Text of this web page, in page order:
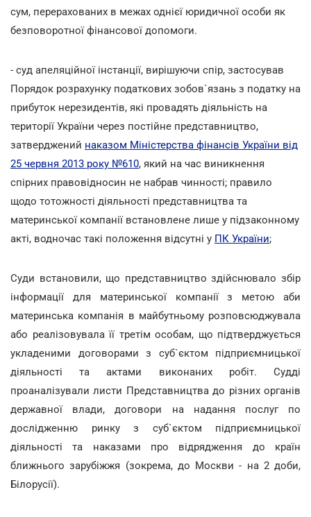
сум, перерахованих в межах однієї юридичної особи як
безповоротної фінансової допомоги.
- суд апеляційної інстанції, вирішуючи спір, застосував
Порядок розрахунку податкових зобов`язань з податку на
прибуток нерезидентів, які провадять діяльність на
території України через постійне представництво,
затверджений наказом Міністерства фінансів України від
25 червня 2013 року №610, який на час виникнення
спірних правовідносин не набрав чинності; правило
щодо тотожності діяльності представництва та
материнської компанії встановлене лише у підзаконному
акті, водночас такі положення відсутні у ПК України;
Суди встановили, що представництво здійснювало збір
інформації для материнської компанії з метою аби
материнська компанія в майбутньому розповсюджувала
або реалізовувала її третім особам, що підтверджується
укладеними договорами з суб`єктом підприємницької
діяльності та актами виконаних робіт. Судді
проаналізували листи Представництва до різних органів
державної влади, договори на надання послуг по
дослідженню ринку з суб`єктом підприємницької
діяльності та наказами про відрядження до країн
ближнього зарубіжжя (зокрема, до Москви - на 2 доби,
Білорусії).